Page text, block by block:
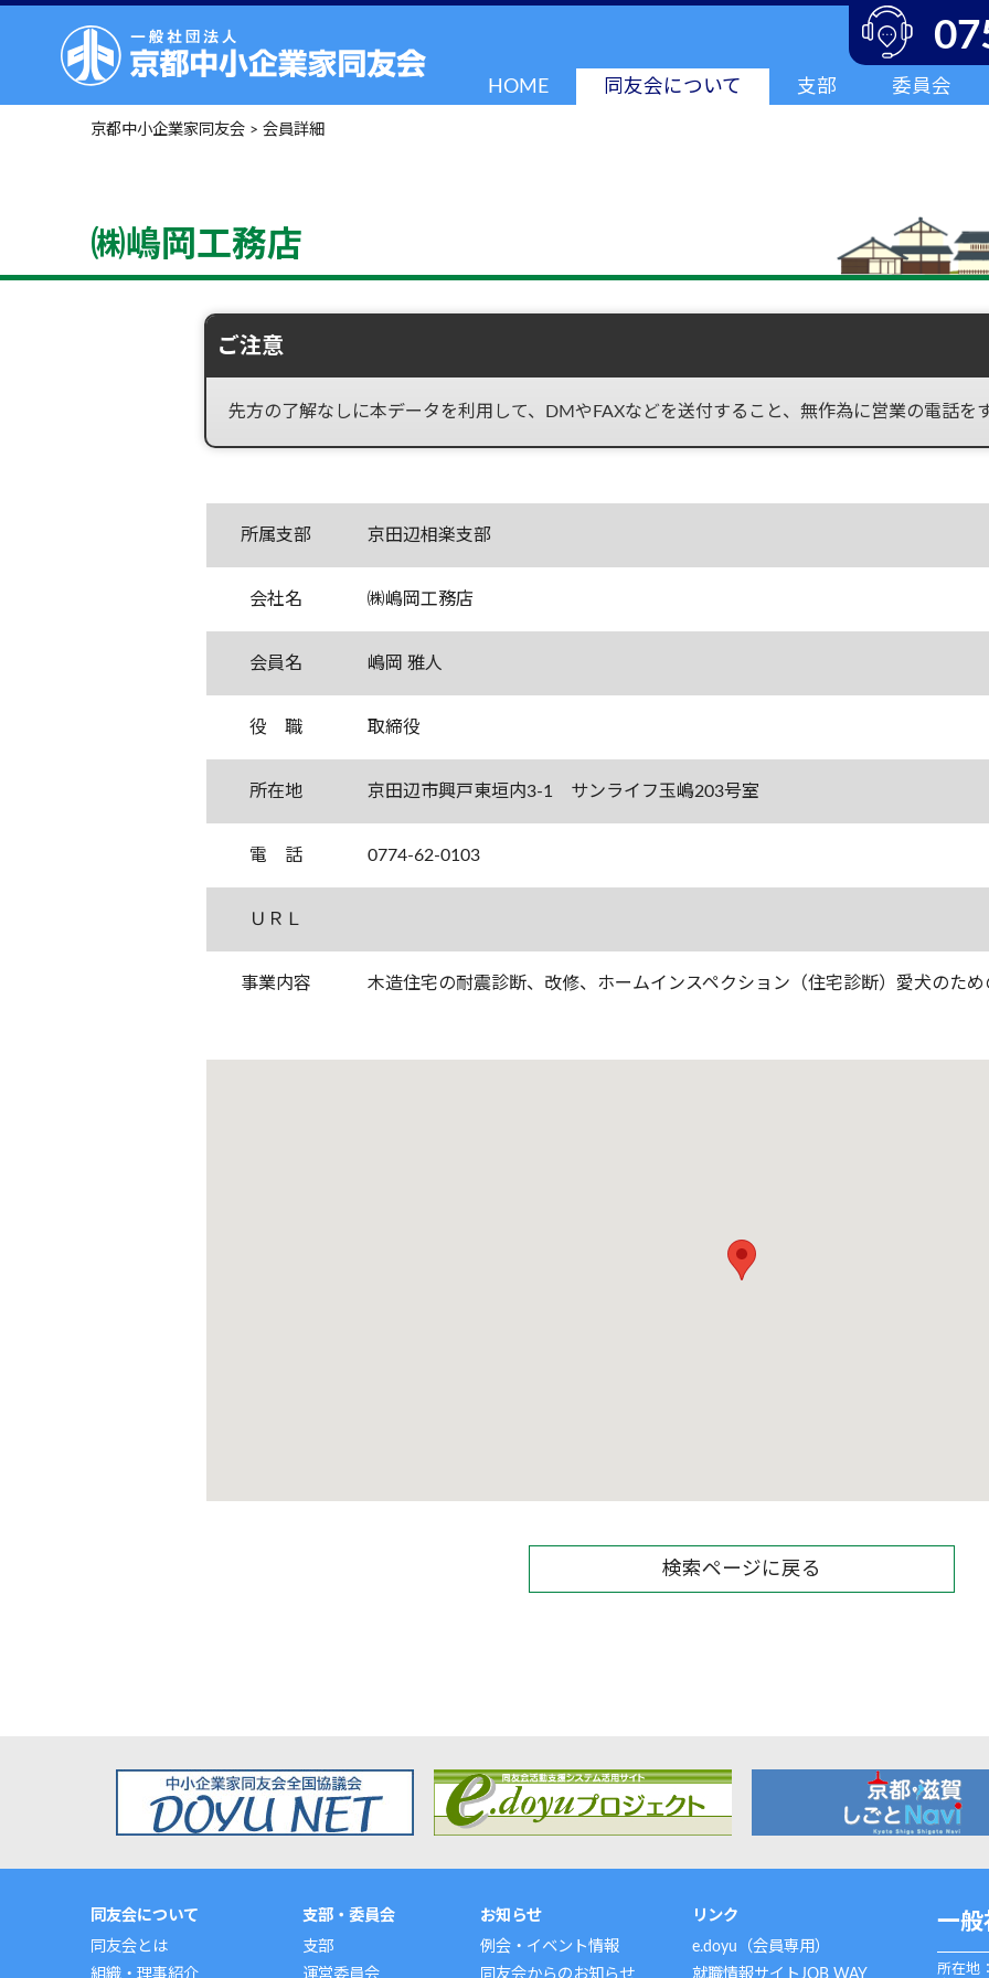
HOME 同友会について 支部 委員会
京都中小企業家同友会 > 会員詳細
㈱嶋岡工務店
ご注意
先方の了解なしに本データを利用して、DMやFAXなどを送付すること、無作為に営業の電話を
所属支部 京田辺相楽支部
会社名 ㈱嶋岡工務店
会員名 嶋岡 雅人
役 職 取締役
所在地 京田辺市興戸東垣内3-1 サンライフ玉嶋203号室
電 話 0774-62-0103
ＵＲＬ
事業内容 木造住宅の耐震診断、改修、ホームインスペクション（住宅診断）愛犬のため
検索ページに戻る
同友会について
同友会とは
組織・理事紹介
支部・委員会
支部
運営委員会
お知らせ
例会・イベント情報
同友会からのお知らせ
リンク
e.doyu（会員専用）
就職情報サイトJOB WAY
一般
所在地